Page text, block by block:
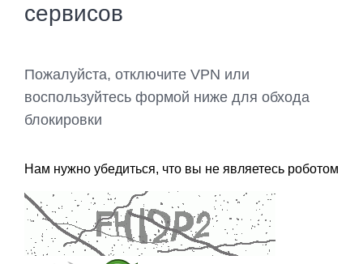
сервисов
Пожалуйста, отключите VPN или
воспользуйтесь формой ниже для обхода
блокировки
Нам нужно убедиться, что вы не являетесь роботом